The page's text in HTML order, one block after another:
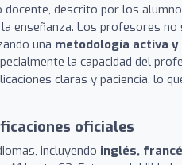
docente, descrito por los
enseñanza. Los profesores no
una metodología activa
la capacidad del
claras y paciencia, lo
oficiales
incluyendo inglés,